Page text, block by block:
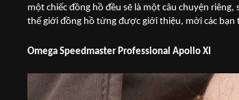
một chiếc đồng hồ đều sẽ là một câu chuyện
thế giới đồng hồ từng được giới thiệu, mời các bạn
Omega Speedmaster Professional Apollo XI